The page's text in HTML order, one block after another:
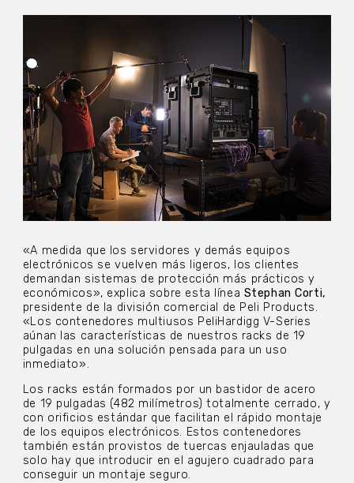
«A medida que los servidores y demás equipos
electrónicos se vuelven más ligeros, los clientes
demandan sistemas de protección más prácticos y
económicos», explica sobre esta línea Stephan Corti,
presidente de la división comercial de Peli Products.
«Los contenedores multiusos PeliHardigg V-Series
aúnan las características de nuestros racks de 19
pulgadas en una solución pensada para un uso
inmediato».
Los racks están formados por un bastidor de acero
de 19 pulgadas (482 milímetros) totalmente cerrado, y
con orificios estándar que facilitan el rápido montaje
de los equipos electrónicos. Estos contenedores
también están provistos de tuercas enjauladas que
solo hay que introducir en el agujero cuadrado para
conseguir un montaje seguro.